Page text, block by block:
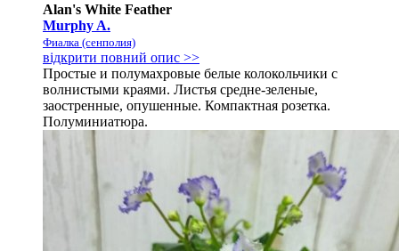
Alan's White Feather
Murphy A.
Фиалка (сенполия)
відкрити повний опис >>
Простые и полумахровые белые колокольчики с
волнистыми краями. Листья средне-зеленые,
заостренные, опушенные. Компактная розетка.
Полуминиатюра.